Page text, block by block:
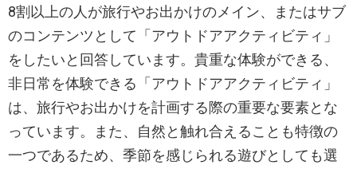
8割以上の人が旅行やお出かけのメイン、またはサブ
のコンテンツとして「アウトドアアクティビティ」
をしたいと回答しています。貴重な体験ができる、
非日常を体験できる「アウトドアアクティビティ」
は、旅行やお出かけを計画する際の重要な要素とな
っています。また、自然と触れ合えることも特徴の
一つであるため、季節を感じられる遊びとしても選